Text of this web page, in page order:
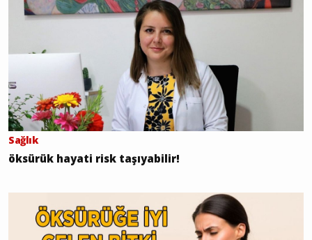
Sağlık
öksürük hayati risk taşıyabilir!